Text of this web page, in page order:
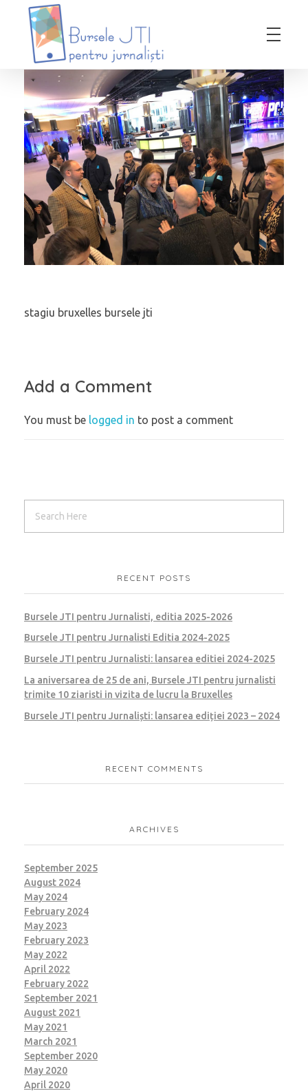
Bursele JTI pentru Jurnalisti
stagiu bruxelles bursele jti
Add a Comment
You must be logged in to post a comment
RECENT POSTS
Bursele JTI pentru Jurnalisti, editia 2025-2026
Bursele JTI pentru Jurnalisti Editia 2024-2025
Bursele JTI pentru Jurnalisti: lansarea editiei 2024-2025
La aniversarea de 25 de ani, Bursele JTI pentru jurnalisti
trimite 10 ziaristi in vizita de lucru la Bruxelles
Bursele JTI pentru Jurnaliști: lansarea ediției 2023 – 2024
RECENT COMMENTS
ARCHIVES
September 2025
August 2024
May 2024
February 2024
May 2023
February 2023
May 2022
April 2022
February 2022
September 2021
August 2021
May 2021
March 2021
September 2020
May 2020
April 2020